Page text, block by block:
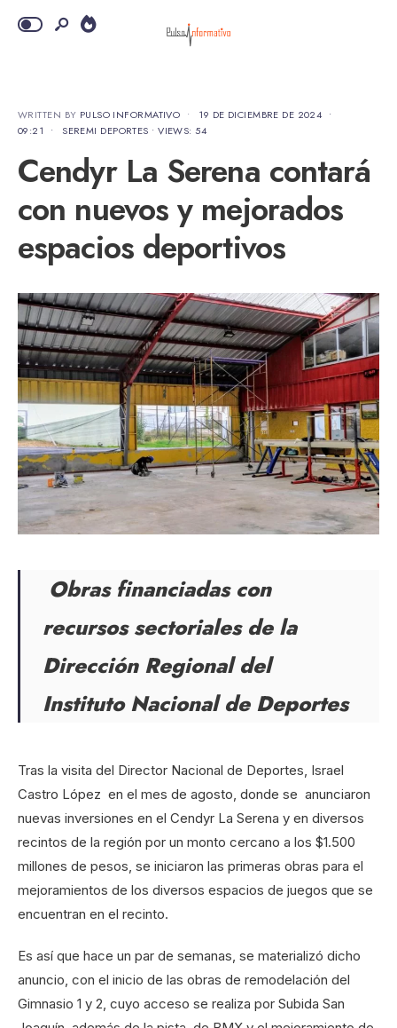
WRITTEN BY PULSO INFORMATIVO • 19 DE DICIEMBRE DE 2024 •
09:21
• SEREMI DEPORTES •VIEWS: 54
Cendyr La Serena contará
con nuevos y mejorados
espacios deportivos
Obras financiadas con
recursos sectoriales de la
Dirección Regional del
Instituto Nacional de Deportes
Tras la visita del Director Nacional de Deportes, Israel
Castro López en el mes de agosto, donde se anunciaron
nuevas inversiones en el Cendyr La Serena y en diversos
recintos de la región por un monto cercano a los $1.500
millones de pesos, se iniciaron las primeras obras para el
mejoramientos de los diversos espacios de juegos que se
encuentran en el recinto.
Es así que hace un par de semanas, se materializó dicho
anuncio, con el inicio de las obras de remodelación del
Gimnasio 1 y 2, cuyo acceso se realiza por Subida San